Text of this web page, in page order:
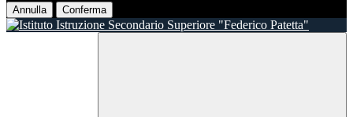
Annulla Conferma